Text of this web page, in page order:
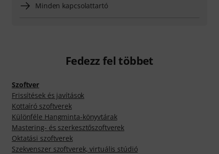
Minden kapcsolattartó
Fedezz fel többet
Szoftver
Frissítések és javítások
Kottaíró szoftverek
Különféle Hangminta-könyvtárak
Mastering- és szerkesztőszoftverek
Oktatási szoftverek
Szekvenszer szoftverek, virtuális stúdió